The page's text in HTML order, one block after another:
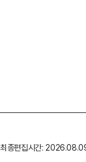
최종편집시간: